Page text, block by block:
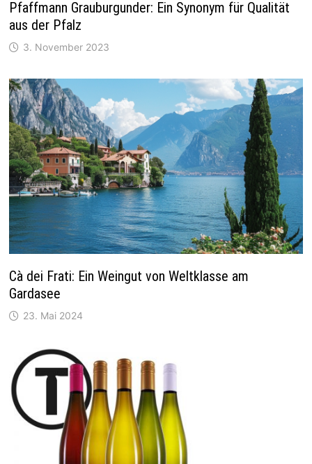
Pfaffmann Grauburgunder: Ein Synonym für Qualität
aus der Pfalz
3. November 2023
Cà dei Frati: Ein Weingut von Weltklasse am
Gardasee
23. Mai 2024